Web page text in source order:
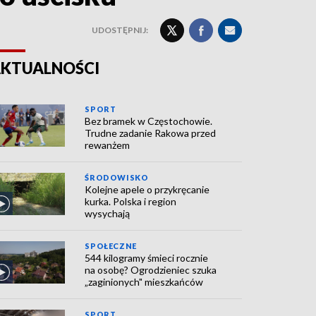
UDOSTĘPNIJ:
SPORT
Bez bramek w Częstochowie.
Trudne zadanie Rakowa przed
rewanżem
ŚRODOWISKO
Kolejne apele o przykręcanie
kurka. Polska i region
wysychają
SPOŁECZNE
544 kilogramy śmieci rocznie
na osobę? Ogrodzieniec szuka
„zaginionych" mieszkańców